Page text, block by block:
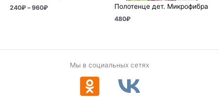
240₽ – 960₽ Полотенце дет. Микрофибра
480₽
Мы в социальных сетях